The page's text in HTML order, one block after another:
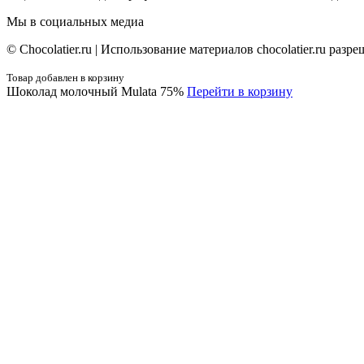
Мы в социальных медиа
© Сhocolatier.ru | Использование материалов chocolatier.ru
Товар добавлен в корзину
Шоколад молочный Mulata 75% Перейти в корзину